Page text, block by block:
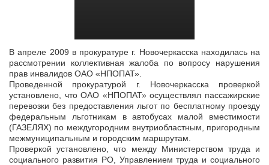
В апреле 2009 в прокуратуре г. Новочеркасска находилась на
рассмотрении коллективная жалоба по вопросу нарушения
прав инвалидов ОАО «НПОПАТ».
Проведенной прокуратурой г. Новочеркасска проверкой
установлено, что ОАО «НПОПАТ» осуществлял пассажирские
перевозки без предоставления льгот по бесплатному проезду
федеральным льготникам в автобусах малой вместимости
(ГАЗЕЛЯХ) по междугородним внутриобластным, пригородным
межмуниципальным и городским маршрутам.
Проверкой установлено, что между Министерством труда и
социального развития РО, Управлением труда и социального